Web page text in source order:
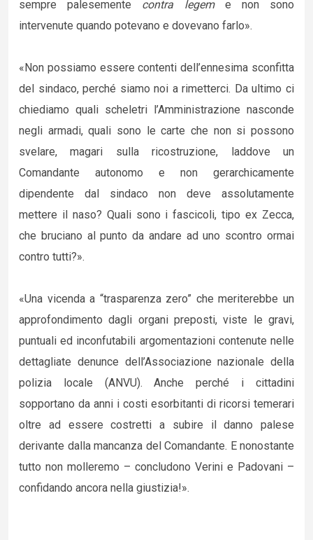
sempre palesemente contra legeme non sono
intervenute quando potevano e dovevano farlo».
«Non possiamo essere contenti dell’ennesima sconfitta
del sindaco, perché siamo noi a rimetterci. Da ultimo ci
chiediamo quali scheletri l’Amministrazione nasconde
negli armadi, quali sono le carte che non si possono
svelare, magari sulla ricostruzione, laddove un
Comandante autonomo e non gerarchicamente
dipendente dal sindaco non deve assolutamente
mettere il naso? Quali sono i fascicoli, tipo ex Zecca,
che bruciano al punto da andare ad uno scontro ormai
contro tutti?».
«Una vicenda a “trasparenza zero” che meriterebbe un
approfondimento dagli organi preposti, viste le gravi,
puntuali ed inconfutabili argomentazioni contenute nelle
dettagliate denunce dell’Associazione nazionale della
polizia locale (ANVU). Anche perché i cittadini
sopportano da anni i costi esorbitanti di ricorsi temerari
oltre ad essere costretti a subire il danno palese
derivante dalla mancanza del Comandante. E nonostante
tutto non molleremo – concludono Verini e Padovani –
confidando ancora nella giustizia!».